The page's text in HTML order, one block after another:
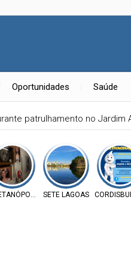
Oportunidades Saúde
patrulhamento no Jardim
SETE LAGOAS